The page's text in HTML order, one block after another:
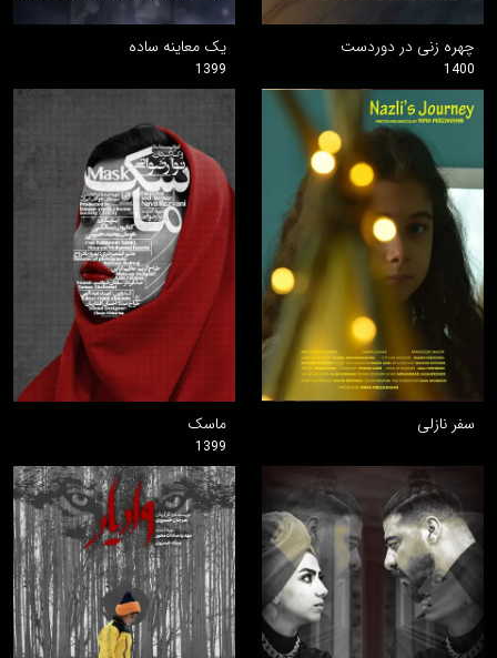
چهره زنی در دوردست
1400
یک معاینه ساده
1399
سفر نازلی ماسک
1399